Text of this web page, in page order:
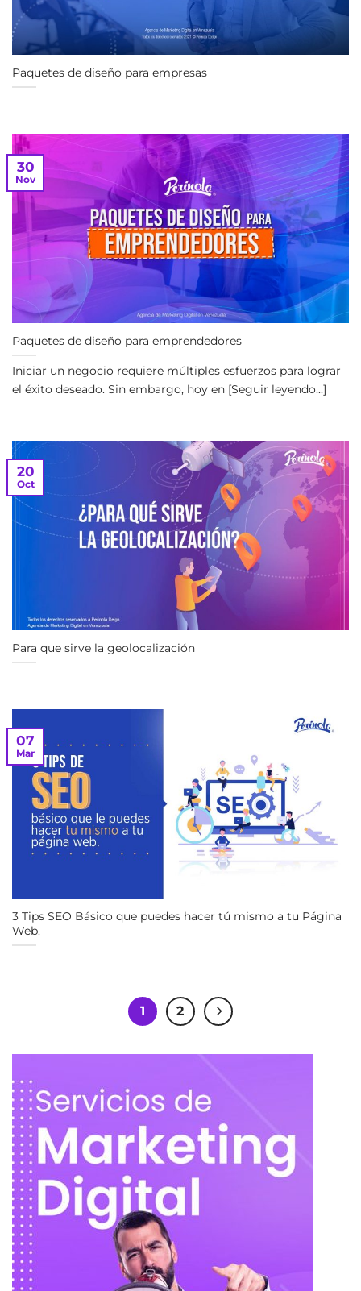
Paquetes de diseño para empresas
Paquetes de diseño para emprendedores
Iniciar un negocio requiere múltiples esfuerzos para lograr
el éxito deseado. Sin embargo, hoy en [Seguir leyendo...]
30
Nov
Para que sirve la geolocalización
20
Oct
3 Tips SEO Básico que puedes hacer tú mismo a tu Página
Web.
07
Mar
1 2